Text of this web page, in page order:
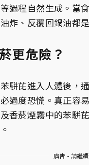
過程自然生成。當
炸、反覆回鍋油都
更危險？
駢芘進入人體後，
過度恐慌。真正容
香菸煙霧中的苯駢
廣告 - 請繼